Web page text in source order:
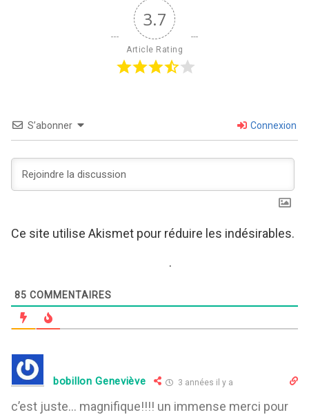
3.7
Article Rating
S’abonner Connexion
Ce site utilise Akismet pour réduire les indésirables.
.
85 COMMENTAIRES
bobillon Geneviève 3 années il y a
c’est juste… magnifique!!!! un immense merci pour